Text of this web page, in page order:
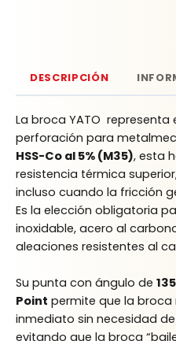
DESCRIPCIÓN
La broca YATO
perforación para
HSS-Co al 5% (M35), esta
resistencia térmica
incluso cuando la fricción
Es la elección obligatoria
inoxidable, acero al
aleaciones resistentes al
Su punta con ángulo de
Point permite que la
inmediato sin necesidad
evitando que la broca